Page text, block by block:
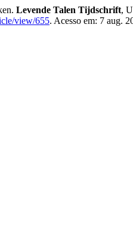
Levende Talen Tijdschrift,
view/655. Acesso em: 7 aug.